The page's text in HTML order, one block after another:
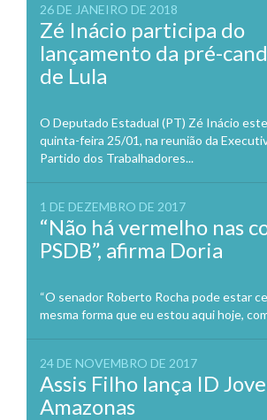
26 DE JANEIRO DE 2018
Zé Inácio participa do
lançamento da pré-
de Lula
O Deputado Estadual (PT) Zé Inácio
quinta-feira 25/01, na reunião da
Partido dos Trabalhadores...
1 DE DEZEMBRO DE 2017
“Não há vermelho nas
PSDB”, afirma Doria
“O senador Roberto Rocha pode estar
mesma forma que eu estou aqui hoje,
24 DE NOVEMBRO DE 2017
Assis Filho lança ID
Amazonas